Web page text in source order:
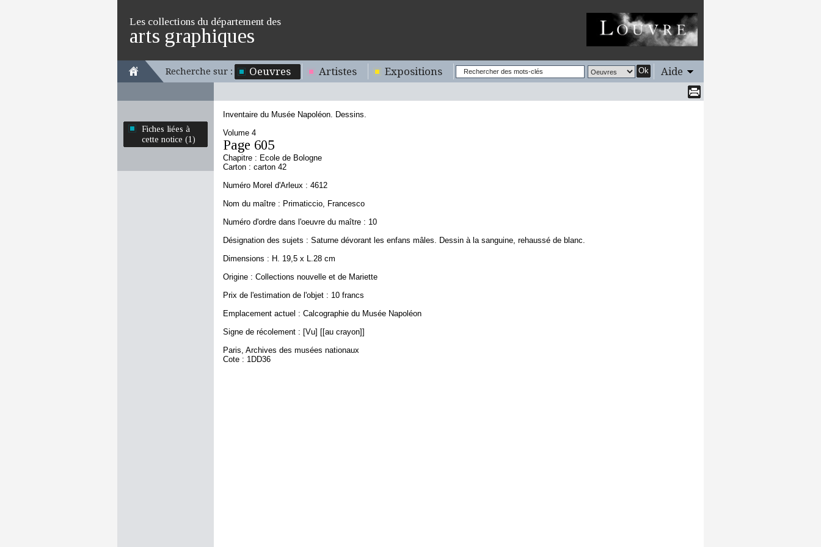
Les collections du département des
arts graphiques
Recherche sur : Oeuvres Artistes Expositions Ok Aide
Fiches liées à
cette notice (1)
Inventaire du Musée Napoléon. Dessins.
Volume 4
Page 605
Chapitre : Ecole de Bologne
Carton : carton 42
Numéro Morel d'Arleux : 4612
Nom du maître : Primaticcio, Francesco
Numéro d'ordre dans l'oeuvre du maître : 10
Désignation des sujets : Saturne dévorant les enfans mâles. Dessin à la sanguine, rehaussé de blanc.
Dimensions : H. 19,5 x L.28 cm
Origine : Collections nouvelle et de Mariette
Prix de l'estimation de l'objet : 10 francs
Emplacement actuel : Calcographie du Musée Napoléon
Signe de récolement : [Vu] [[au crayon]]
Paris, Archives des musées nationaux
Cote : 1DD36